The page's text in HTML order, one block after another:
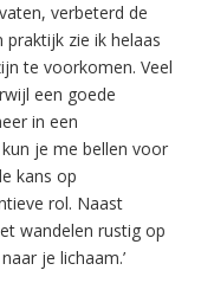
verbeterd de
zie ik helaas
te voorkomen. Veel
een goede
in een
je me bellen voor
kans op
rol. Naast
wandelen rustig op
je lichaam.’